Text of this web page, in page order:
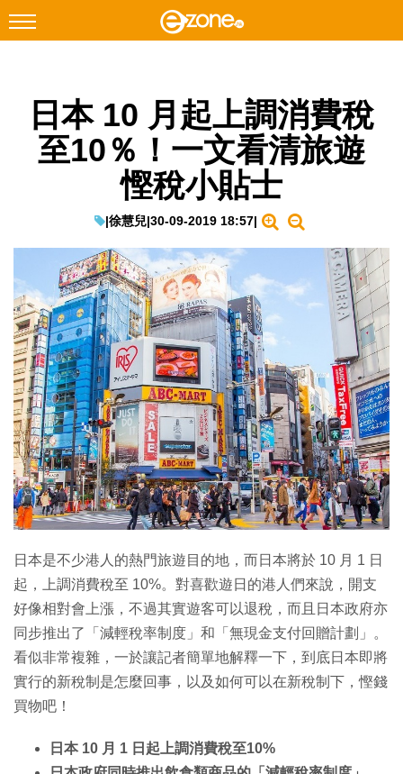
Facebook Instagram
科技焦點
教學評測
EduTech
IT Times
生成式AI與雲端應用
Enterprise Digital Transformation
特集
日本 10 月起上調消費稅
至10％！一文看清旅遊
慳稅小貼士
|徐慧兒|30-09-2019 18:57|
日本是不少港人的熱門旅遊目的地，而日本將於 10 月 1 日
起，上調消費稅至 10%。對喜歡遊日的港人們來說，開支
好像相對會上漲，不過其實遊客可以退稅，而且日本政府亦
同步推出了「減輕稅率制度」和「無現金支付回贈計劃」。
看似非常複雜，一於讓記者簡單地解釋一下，到底日本即將
實行的新稅制是怎麼回事，以及如何可以在新稅制下，慳錢
買物吧！
日本 10 月 1 日起上調消費稅至10%